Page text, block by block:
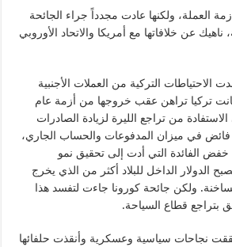
العملة، ولكنها عادت مجدداً جراء الجائحة
عن خلافاتها مع أمريكا والاتحاد الأوروبي
الاحتياطات التركية من العملات الأجنبية
تركيا تراهن عقب خروجها من أزمة عام
الاستفادة من تراجع الليرة لزيادة الصادرات
فائض في ميزان المدفوعات والحساب الجاري،
الفائدة التي أدت إلى تحقيق نمو
الدولار الداخل للبلاد أكثر من الذي يخرج
ولكن جائحة كورونا جاءت لتفسد هذا
بتراجع قطاع السياحة.
نجاحات سياسية وعسكرية وأنقذت حلفائها